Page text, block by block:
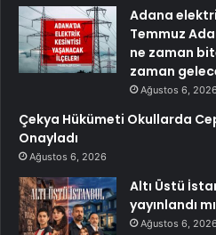
Adana
Temmuz
ne zaman
zaman
Ağustos 6, 2026
Çekya Hükümeti Okullarda
Onayladı
Ağustos 6, 2026
Altı Üstü
yayınlandı
Ağustos 6, 2026